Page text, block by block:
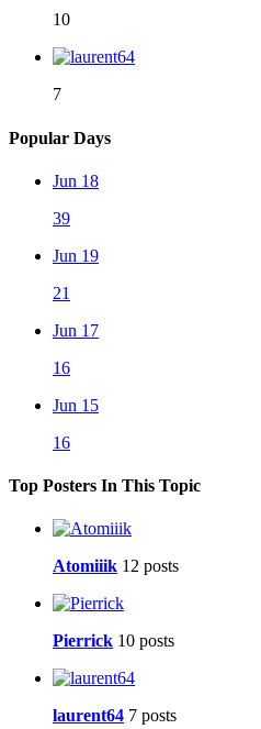
10
7
Popular Days
Jun 18
39
Jun 19
21
Jun 17
16
Jun 15
16
Top Posters In This Topic
Atomiiik 12 posts
Pierrick 10 posts
laurent64 7 posts